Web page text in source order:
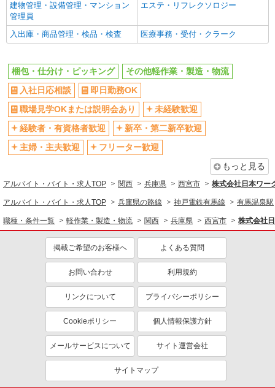
短期（3ヶ月以内）
平日のみ勤務OK
フルタイム歓迎
朝
昼
夕方
髪型・髪色自由
禁煙・分煙
食堂・売店あり
車通勤OK
バイク通勤OK
自転車通勤OK
残業ほぼなし
残業少なめ（月20h未満）
転勤なし
登録制
有休取得率80%以上
交通費支給
研修制度あり
資格取得支援制度あり
同じ職種から求人を探す
軽作業・製造・物流
梱包・仕分け・ピッキング
同じ特徴から求人を探す
未経験歓迎
ミドル（40代～）活躍中
土日祝休み
短期（3ヶ月以内）
交通費支給
社会保険あり
建物管理・設備管理・マンション
管理員
エステ・リフレクソロジー
入出庫・商品管理・検品・検査 医療事務・受付・クラーク
梱包・仕分け・ピッキング
その他軽作業・製造・物流
入社日応相談
即日勤務OK
職場見学OKまたは説明会あり
未経験歓迎
経験者・有資格者歓迎
新卒・第二新卒歓迎
主婦・主夫歓迎
フリーター歓迎
もっと見る
アルバイト・バイト・求人TOP 関西 兵庫県 西宮市 株式会社日本ワー
アルバイト・バイト・求人TOP 兵庫県の路線 神戸電鉄有馬線 有馬温泉駅
職種・条件一覧 軽作業・製造・物流 関西 兵庫県 西宮市 株式会社
掲載ご希望のお客様へ よくある質問
お問い合わせ 利用規約
リンクについて プライバシーポリシー
Cookieポリシー 個人情報保護方針
メールサービスについて サイト運営会社
サイトマップ